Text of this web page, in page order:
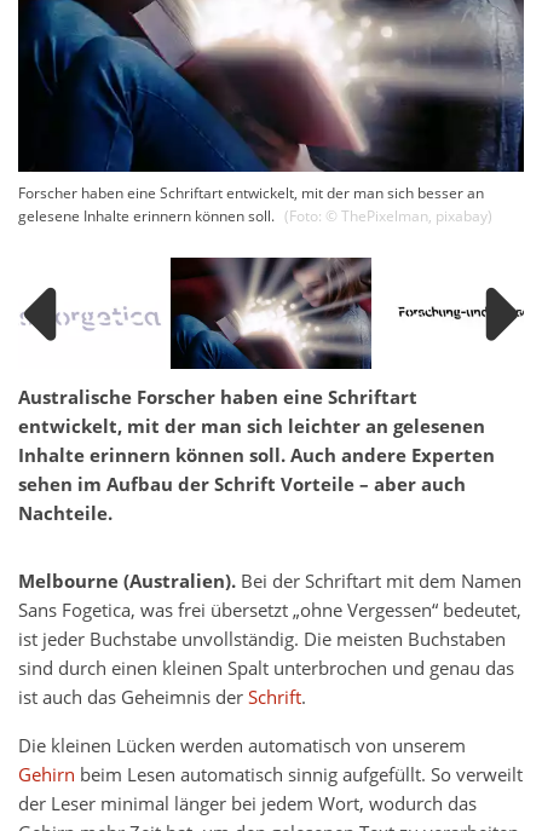
Forscher haben eine Schriftart entwickelt, mit der man sich besser an
gelesene Inhalte erinnern können soll. (Foto: © ThePixelman, pixabay)
Australische Forscher haben eine Schriftart
entwickelt, mit der man sich leichter an gelesenen
Inhalte erinnern können soll. Auch andere Experten
sehen im Aufbau der Schrift Vorteile – aber auch
Nachteile.
Melbourne (Australien). Bei der Schriftart mit dem Namen
Sans Fogetica, was frei übersetzt „ohne Vergessen“ bedeutet,
ist jeder Buchstabe unvollständig. Die meisten Buchstaben
sind durch einen kleinen Spalt unterbrochen und genau das
ist auch das Geheimnis derSchrift.
Die kleinen Lücken werden automatisch von unserem
Gehirn beim Lesen automatisch sinnig aufgefüllt. So verweilt
der Leser minimal länger bei jedem Wort, wodurch das